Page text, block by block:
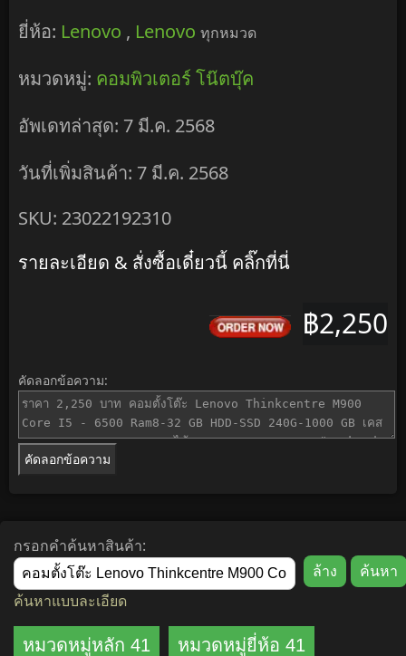
ยี่ห้อ: Lenovo , Lenovo ทุกหมวด
หมวดหมู่: คอมพิวเตอร์ โน๊ตบุ๊ค
อัพเดทล่าสุด: 7 มี.ค. 2568
วันที่เพิ่มสินค้า: 7 มี.ค. 2568
SKU: 23022192310
รายละเอียด & สั่งซื้อเดี๋ยวนี้ คลิ๊กที่นี่
฿2,250
คัดลอกข้อความ:
คัดลอกข้อความ
กรอกคำค้นหาสินค้า:
ค้นหาแบบละเอียด
หมวดหมู่หลัก 41 หมวดหมู่ยี่ห้อ 41